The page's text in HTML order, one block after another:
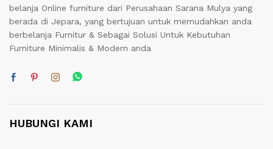
belanja Online furniture dari Perusahaan Sarana Mulya yang
berada di Jepara, yang bertujuan untuk memudahkan anda
berbelanja Furnitur & Sebagai Solusi Untuk Kebutuhan
Furniture Minimalis & Modern anda
HUBUNGI KAMI